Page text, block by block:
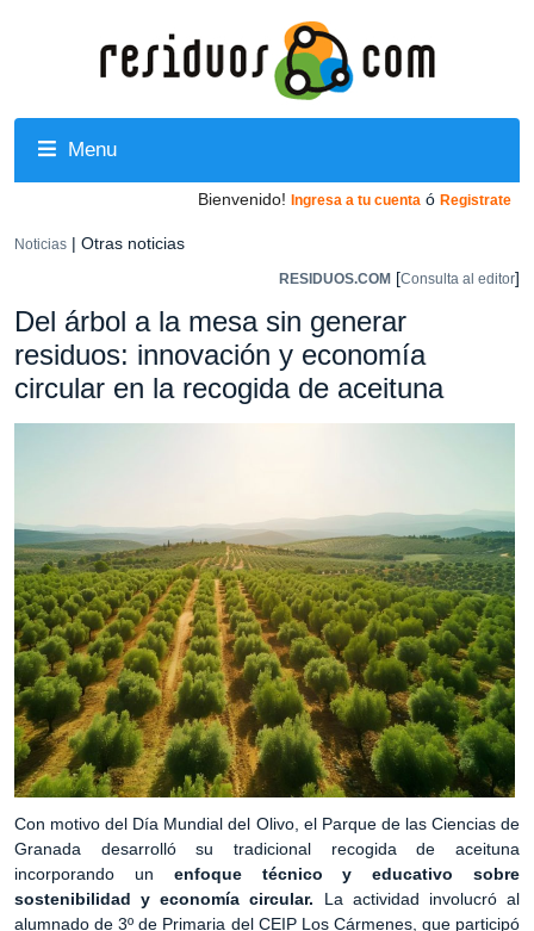
Menu
Bienvenido! Ingresa a tu cuenta ó Registrate
Noticias | Otras noticias
RESIDUOS.COM [Consulta al editor]
Del árbol a la mesa sin generar
residuos: innovación y economía
circular en la recogida de aceituna
Con motivo del Día Mundial del Olivo, el Parque de las Ciencias de
Granada desarrolló su tradicional recogida de aceituna
incorporando un enfoque técnico y educativo sobre
sostenibilidad y economía circular. La actividad involucró al
alumnado de 3º de Primaria del CEIP Los Cármenes, que participó